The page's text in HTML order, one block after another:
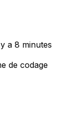
a 8 minutes
de codage